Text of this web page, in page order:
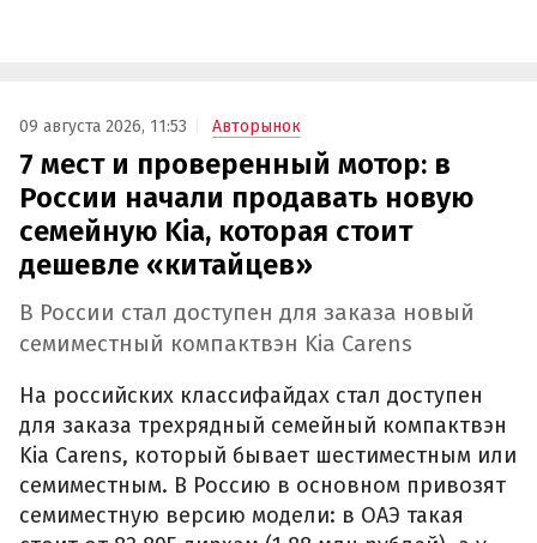
09 августа 2026, 11:53 Авторынок
7 мест и проверенный мотор: в
России начали продавать новую
семейную Kia, которая стоит
дешевле «китайцев»
В России стал доступен для заказа новый
семиместный компактвэн Kia Carens
На российских классифайдах стал доступен
для заказа трехрядный семейный компактвэн
Kia Carens, который бывает шестиместным или
семиместным. В Россию в основном привозят
семиместную версию модели: в ОАЭ такая